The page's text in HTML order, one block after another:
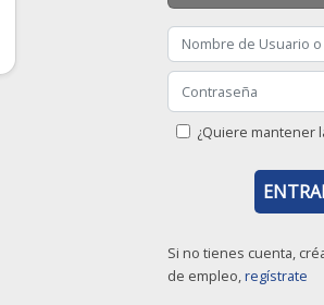
¿Quiere mantener
Si no tienes cuenta,
de empleo,regístrate